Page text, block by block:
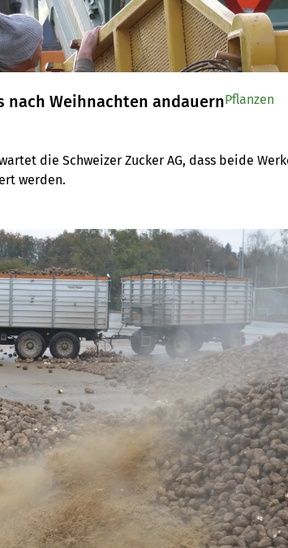
nach Weihnachten andauern
die Schweizer Zucker AG, dass beide
werden.
Pflanzen